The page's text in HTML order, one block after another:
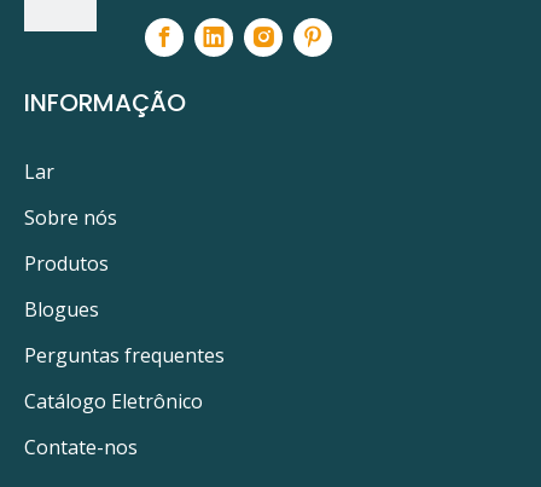
INFORMAÇÃO
Lar
Sobre nós
Produtos
Blogues
Perguntas frequentes
Catálogo Eletrônico
Contate-nos